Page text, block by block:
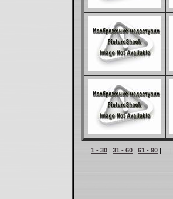
1 - 30 | 31 - 60 | 61 - 90 | ... |